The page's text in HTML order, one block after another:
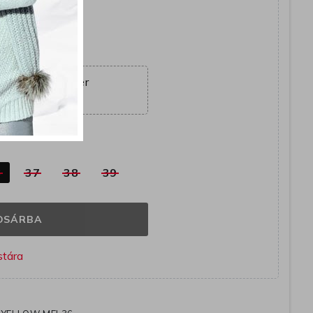
ajánlat véget ér
17:24:19
37 38 39